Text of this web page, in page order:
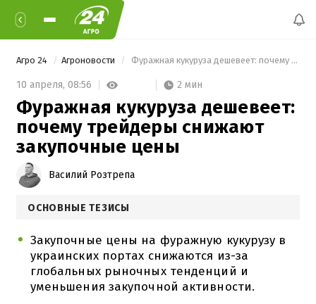
Агро 24 Агроновости Фуражная кукуруза дешевеет: почему трейдеры снижают закупочные цены
10 апреля, 08:56 2 мин
Фуражная кукуруза дешевеет:
почему трейдеры снижают
закупочные цены
Василий Розтрепа
ОСНОВНЫЕ ТЕЗИСЫ
Закупочные цены на фуражную кукурузу в
украинских портах снижаются из-за
глобальных рыночных тенденций и
уменьшения закупочной активности.